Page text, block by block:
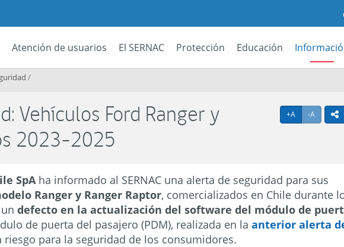
Atención de usuarios El SERNAC Protección Educación
/
+A Agrandar
-A Achicar
Vehículos Ford Ranger y
2023-2025
SpA ha informado al SERNAC una alerta de seguridad para sus
Ranger y Ranger Raptor, comercializados en Chile durante
undefecto en la actualización del software del módulo de
de puerta del pasajero (PDM), realizada en laanterior alerta
para la seguridad de los consumidores.